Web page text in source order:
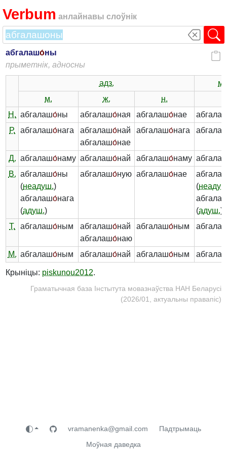
Verbum анлайнавы слоўнік
абгалашо́ны
прыметнік, адносны
адз.
м.
ж. н.
Н. абгалашо́ны абгалашо́ная абгалашо́нае
Р.
абгалашо́нага абгалашо́най
абгалашо́нае
абгалашо́нага
Д. абгалашо́наму абгалашо́най абгалашо́наму
В. абгалашо́ны
(неадуш.)
абгалашо́нага
(адуш.)
абгалашо́ную абгалашо́нае
(
(адуш.)
Т.
абгалашо́ным абгалашо́най
абгалашо́наю
абгалашо́ным
М. абгалашо́ным абгалашо́най абгалашо́ным
Крыніцы: piskunou2012.
Граматычная база Інстытута мовазнаўства НАН Беларусі
(2026/01, актуальны правапіс)
vramanenka@gmail.com
Падтрымаць
Моўная даведка